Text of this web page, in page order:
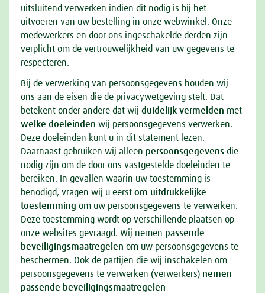
uitsluitend verwerken indien dit nodig is bij het
uitvoeren van uw bestelling in onze webwinkel. Onze
medewerkers en door ons ingeschakelde derden zijn
verplicht om de vertrouwelijkheid van uw gegevens te
respecteren.
Bij de verwerking van persoonsgegevens houden wij
ons aan de eisen die de privacywetgeving stelt. Dat
betekent onder andere dat wij duidelijk vermelden met
welke doeleinden wij persoonsgegevens verwerken.
Deze doeleinden kunt u in dit statement lezen.
Daarnaast gebruiken wij alleen persoonsgegevens die
nodig zijn om de door ons vastgestelde doeleinden te
bereiken. In gevallen waarin uw toestemming is
benodigd, vragen wij u eerst om uitdrukkelijke
toestemming om uw persoonsgegevens te verwerken.
Deze toestemming wordt op verschillende plaatsen op
onze websites gevraagd. Wij nemen passende
beveiligingsmaatregelen om uw persoonsgegevens te
beschermen. Ook de partijen die wij inschakelen om
persoonsgegevens te verwerken (verwerkers) nemen
passende beveiligingsmaatregelen